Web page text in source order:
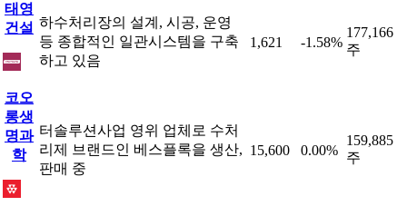
태영
건설 하수처리장의 설계, 시공, 운영
등 종합적인 일관시스템을 구축
하고 있음
1,621 -1.58%
177,166
주
코오
롱생
명과
학
터솔루션사업 영위 업체로 수처
리제 브랜드인 베스플록을 생산,
판매 중
15,600 0.00%
159,885
주